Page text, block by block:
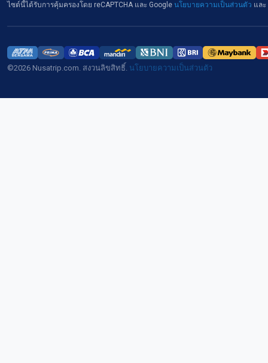
ไซต์นี้ได้รับการคุ้มครองโดย reCAPTCHA และ Google นโยบายความเป็นส่วนตัว และ
©2026 Nusatrip.com. สงวนลิขสิทธิ์. นโยบายความเป็นส่วนตัว